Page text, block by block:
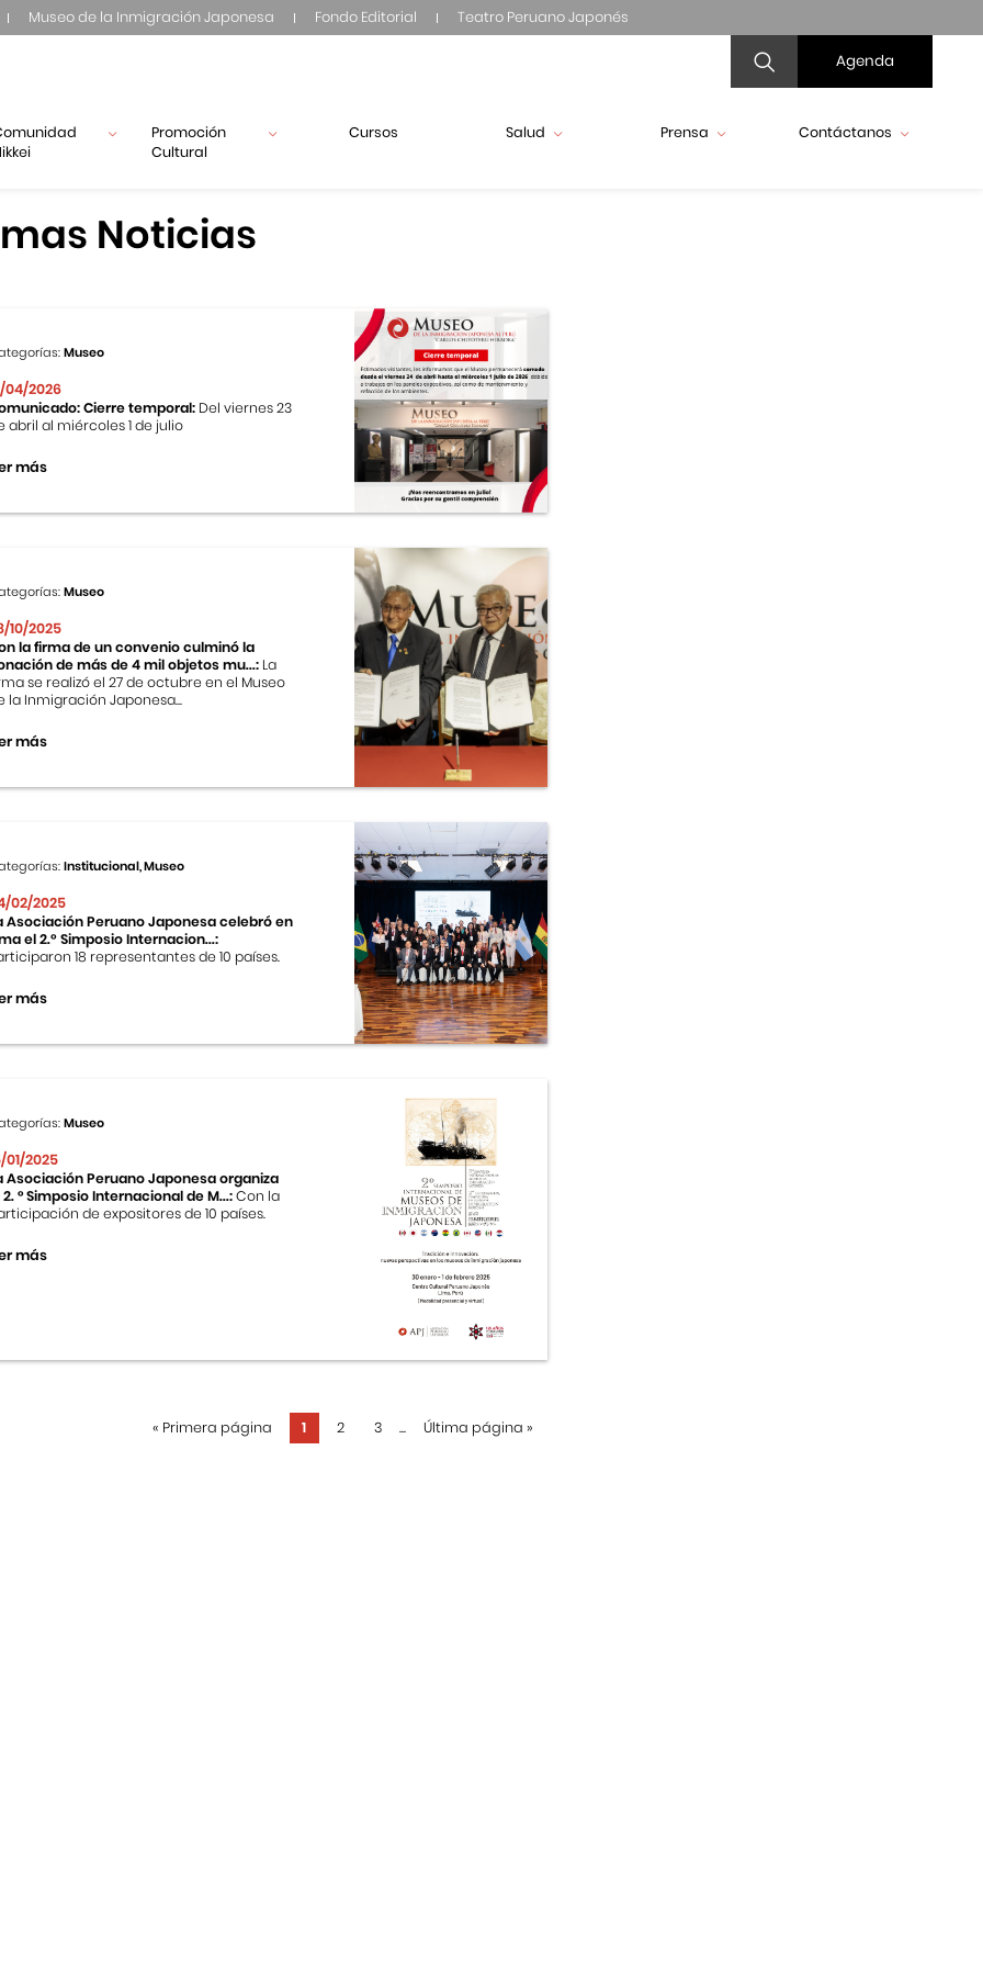
Museo de la Inmigración Japonesa Fondo Editorial Teatro Peruano Japonés
Agenda
Promoción
Cultural
Cursos Salud Prensa Contáctanos
Noticias
Museo
04/2026
Cierre temporal: Del viernes 23
abril al miércoles 1 de julio
más
Museo
10/2025
la firma de un convenio culminó la
de más de 4 mil objetos mu...: La
se realizó el 27 de octubre en el Museo
la Inmigración Japonesa...
más
Institucional, Museo
02/2025
Asociación Peruano Japonesa celebró en
el 2.º Simposio Internacion...:
18 representantes de 10 países.
más
Museo
01/2025
Asociación Peruano Japonesa organiza
2. ° Simposio Internacional de M...:Con la
de expositores de 10 países.
más
« Primera página 1 2 3 ... Última página »